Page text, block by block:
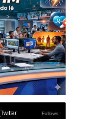
Twitter Follows